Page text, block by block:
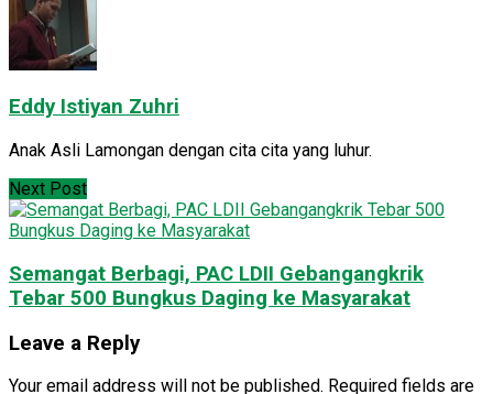
Eddy Istiyan Zuhri
Anak Asli Lamongan dengan cita cita yang luhur.
Next Post
Semangat Berbagi, PAC LDII Gebangangkrik
Tebar 500 Bungkus Daging ke Masyarakat
Leave a Reply
Your email address will not be published. Required fields are